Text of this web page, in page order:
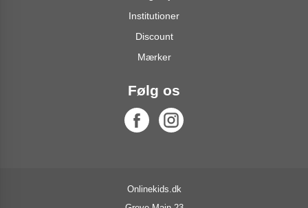
Institutioner
Discount
Mærker
Følg os
Onlinekids.dk